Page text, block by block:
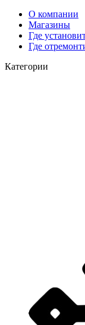
О компании
Магазины
Где
Где
Категории